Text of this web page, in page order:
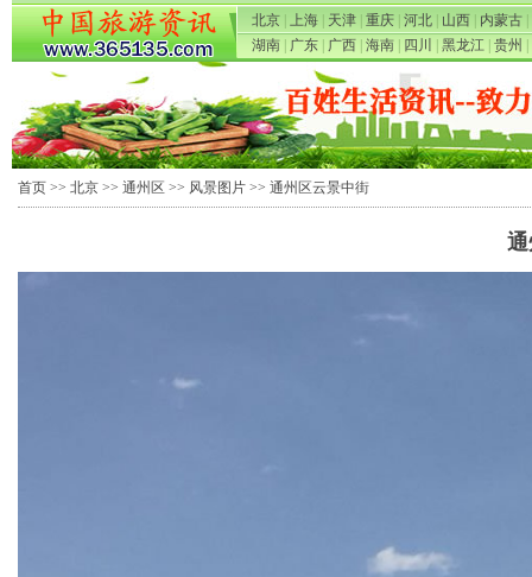
北京 上海 天津 重庆 河北 山西 内蒙古
湖南
广东 广西 海南 四川 黑龙江 贵州
首页 >> 北京 >> 通州区 >> 风景图片 >> 通州区云景中街